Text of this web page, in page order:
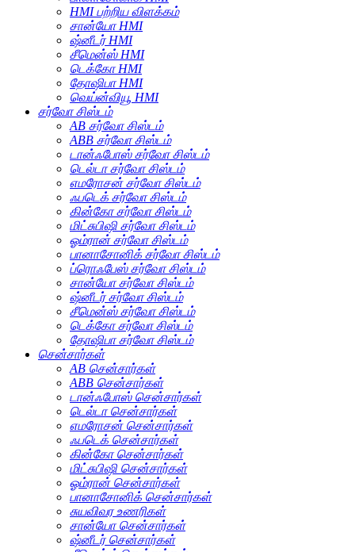
HMI பற்றிய விளக்கம்
சான்யோ HMI
ஷ்னீடர் HMI
சீமென்ஸ் HMI
டெக்கோ HMI
தோஷிபா HMI
வெய்ன்வியூ HMI
சர்வோ சிஸ்டம்
AB சர்வோ சிஸ்டம்
ABB சர்வோ சிஸ்டம்
டான்ஃபோஸ் சர்வோ சிஸ்டம்
டெல்டா சர்வோ சிஸ்டம்
எமரோசன் சர்வோ சிஸ்டம்
ஃபடெக் சர்வோ சிஸ்டம்
கின்கோ சர்வோ சிஸ்டம்
மிட்சுபிஷி சர்வோ சிஸ்டம்
ஓம்ரான் சர்வோ சிஸ்டம்
பானாசோனிக் சர்வோ சிஸ்டம்
ப்ரொஃபேஸ் சர்வோ சிஸ்டம்
சான்யோ சர்வோ சிஸ்டம்
ஷ்னீடர் சர்வோ சிஸ்டம்
சீமென்ஸ் சர்வோ சிஸ்டம்
டெக்கோ சர்வோ சிஸ்டம்
தோஷிபா சர்வோ சிஸ்டம்
சென்சார்கள்
AB சென்சார்கள்
ABB சென்சார்கள்
டான்ஃபோஸ் சென்சார்கள்
டெல்டா சென்சார்கள்
எமரோசன் சென்சார்கள்
ஃபடெக் சென்சார்கள்
கின்கோ சென்சார்கள்
மிட்சுபிஷி சென்சார்கள்
ஓம்ரான் சென்சார்கள்
பானாசோனிக் சென்சார்கள்
சுயவிவர உணரிகள்
சான்யோ சென்சார்கள்
ஷ்னீடர் சென்சார்கள்